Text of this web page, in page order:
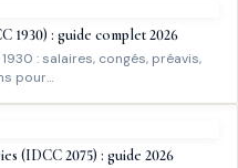
: guide complet 2026
: salaires, congés, préavis,
pour…
(IDCC 2075) : guide 2026